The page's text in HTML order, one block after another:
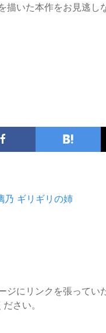
いた本作をお見逃し
乃 ギリギリの姉
にリンクを張ってい
さい。